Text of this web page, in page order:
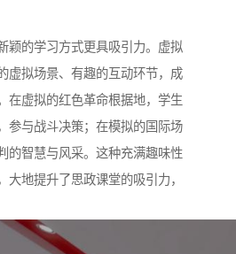
颖的学习方式更具吸引力。虚拟
虚拟场景、有趣的互动环节，成
在虚拟的红色革命根据地，学生
参与战斗决策；在模拟的国际场
的智慧与风采。这种充满趣味性
大地提升了思政课堂的吸引力，